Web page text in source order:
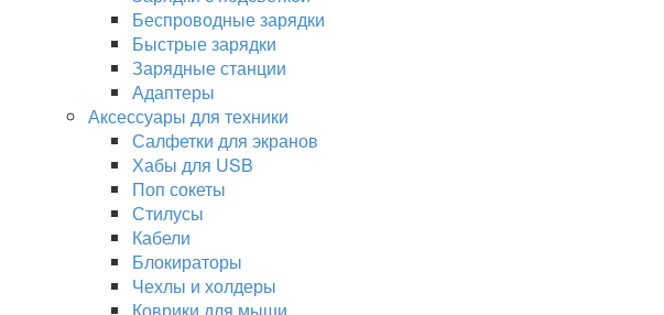
Беспроводные зарядки
Быстрые зарядки
Зарядные станции
Адаптеры
Аксессуары для техники
Салфетки для экранов
Хабы для USB
Поп сокеты
Стилусы
Кабели
Блокираторы
Чехлы и холдеры